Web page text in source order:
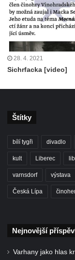
28. 4. 2021
Sichrfacka [video]
Štítky
bílí tygři divadlo
kult Liberec
varnsdorf výstava
Česká Lípa
Nejnovější
Varhany jako hlas